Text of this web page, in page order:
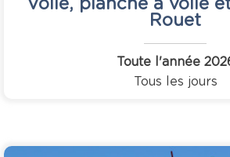
Rouet
Toute l'année
Tous les jours